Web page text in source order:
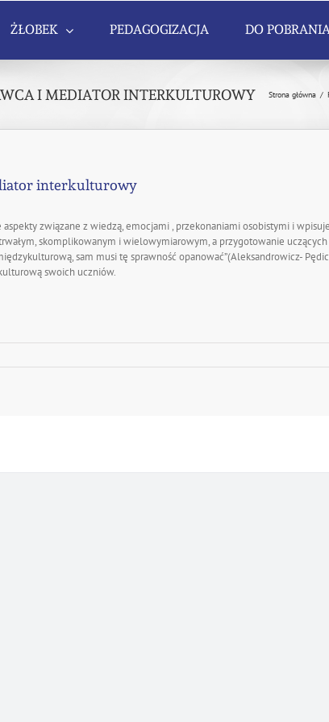
ŻŁOBEK PEDAGOGIZACJA DO
I MEDIATOR INTERKULTUROWY Strona główna /
interkulturowy
związane z wiedzą, emocjami , przekonaniami osobistymi i
skomplikowanym i wielowymiarowym, a przygotowanie
sam musi tę sprawność opanować”(Aleksandrowicz-
swoich uczniów.